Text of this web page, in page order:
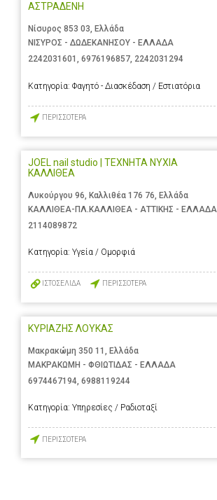
ΑΣΤΡΑΔΕΝΗ
Νίσυρος 853 03, Ελλάδα
ΝΙΣΥΡΟΣ - ΔΩΔΕΚΑΝΗΣΟΥ - ΕΛΛΑΔΑ
2242031601 , 6976196857, 2242031294
Κατηγορία: Φαγητό - Διασκέδαση / Εστιατόρια
ΠΕΡΙΣΣΟΤΕΡΑ
JOEL nail studio | ΤΕΧΝΗΤΑ ΝΥΧΙΑ
ΚΑΛΛΙΘΕΑ
Λυκούργου 96, Καλλιθέα 176 76, Ελλάδα
ΚΑΛΛΙΘΕΑ-ΠΛ.ΚΑΛΛΙΘΕΑ - ΑΤΤΙΚΗΣ - ΕΛΛΑΔΑ
2114089872
Κατηγορία: Υγεία / Ομορφιά
ΙΣΤΟΣΕΛΙΔΑ ΠΕΡΙΣΣΟΤΕΡΑ
ΚΥΡΙΑΖΗΣ ΛΟΥΚΑΣ
Μακρακώμη 350 11, Ελλάδα
ΜΑΚΡΑΚΩΜΗ - ΦΘΙΩΤΙΔΑΣ - ΕΛΛΑΔΑ
6974467194, 6988119244
Κατηγορία: Υπηρεσίες / Ραδιοταξί
ΠΕΡΙΣΣΟΤΕΡΑ